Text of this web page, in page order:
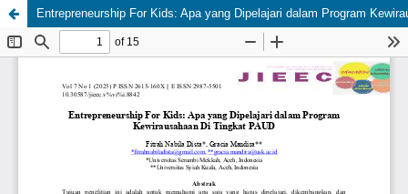
Entrepreneurship For Kids: Apa yang Dipelajari dalam Program